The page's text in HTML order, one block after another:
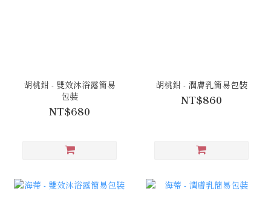
胡桃鉗 - 雙效沐浴露簡易
包裝
NT$680
胡桃鉗 - 潤膚乳簡易包裝
NT$860